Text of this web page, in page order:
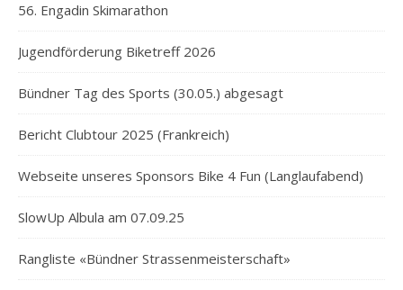
56. Engadin Skimarathon
Jugendförderung Biketreff 2026
Bündner Tag des Sports (30.05.) abgesagt
Bericht Clubtour 2025 (Frankreich)
Webseite unseres Sponsors Bike 4 Fun (Langlaufabend)
SlowUp Albula am 07.09.25
Rangliste «Bündner Strassenmeisterschaft»